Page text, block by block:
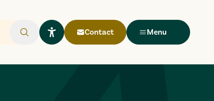
Rechercher
Ouvrir le widget Lisio
Contact Menu